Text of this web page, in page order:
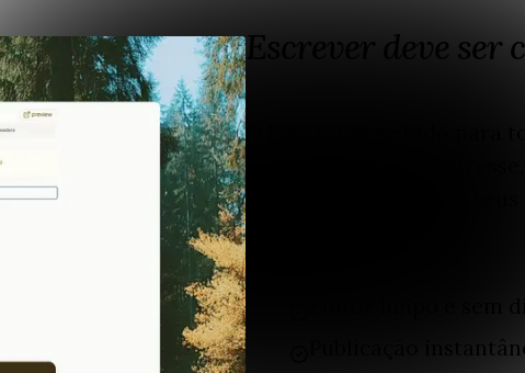
Escrever deve ser
O Fika foi projetado para
sem bagunça, sem
atenção. Apenas você,
Editor limpo e sem
Publicação